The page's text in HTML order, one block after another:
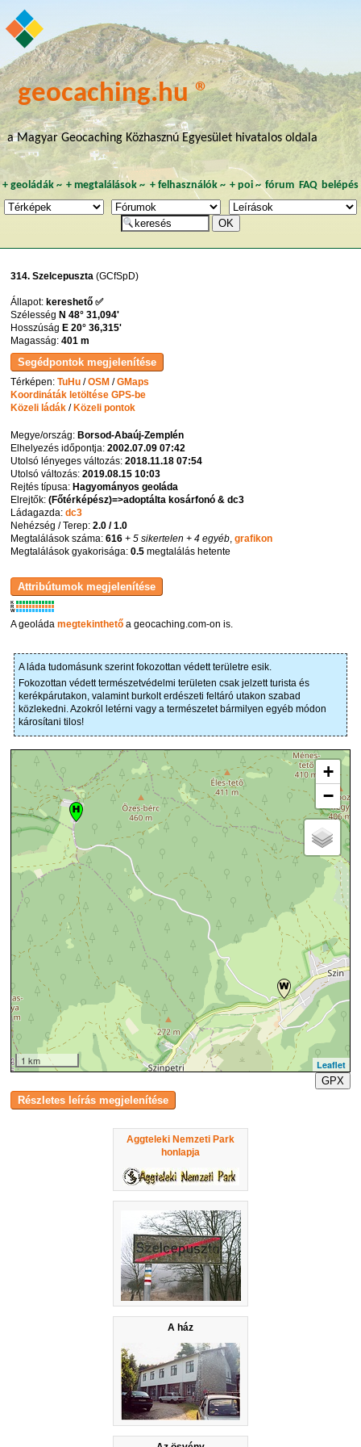
geocaching.hu ®
a Magyar Geocaching Közhasznú Egyesület hivatalos oldala
+ geoládák~ +megtalálások~ + felhasználók~ + poi~ fórum FAQ belépés
314. Szelcepuszta (GCfSpD)
Aggteleki Nemzeti Park
honlapja
A ház
Állapot: kereshető ✅
Szélesség N 48° 31,094'
Hosszúság E 20° 36,315'
Magasság:401 m
Térképen:TuHu /OSM /GMaps
Koordináták letöltése GPS-be
Közeli ládák / Közeli pontok
Megye/ország: Borsod-Abaúj-Zemplén
Elhelyezés időpontja:2002.07.09 07:42
Utolsó lényeges változás:2018.11.18 07:54
Utolsó változás:2019.08.15 10:03
Rejtés típusa: Hagyományos geoláda
Elrejtők:(Főtérképész)=>adoptálta kosárfonó & dc3
Ládagazda:dc3
Nehézség / Terep:2.0 / 1.0
Megtalálások száma:616 + 5 sikertelen + 4 egyéb,grafikon
Megtalálások gyakorisága:0.5 megtalálás hetente
K
R
W
A geoládamegtekinthető a geocaching.com-on is.
A láda tudomásunk szerint fokozottan védett területre esik.
Fokozottan védett természetvédelmi területen csak jelzett turista és
kerékpárutakon, valamint burkolt erdészeti feltáró utakon szabad
közlekedni. Azokról letérni vagy a természetet bármilyen egyéb módon
károsítani tilos!
+
−
1 km
Leaflet
GPX